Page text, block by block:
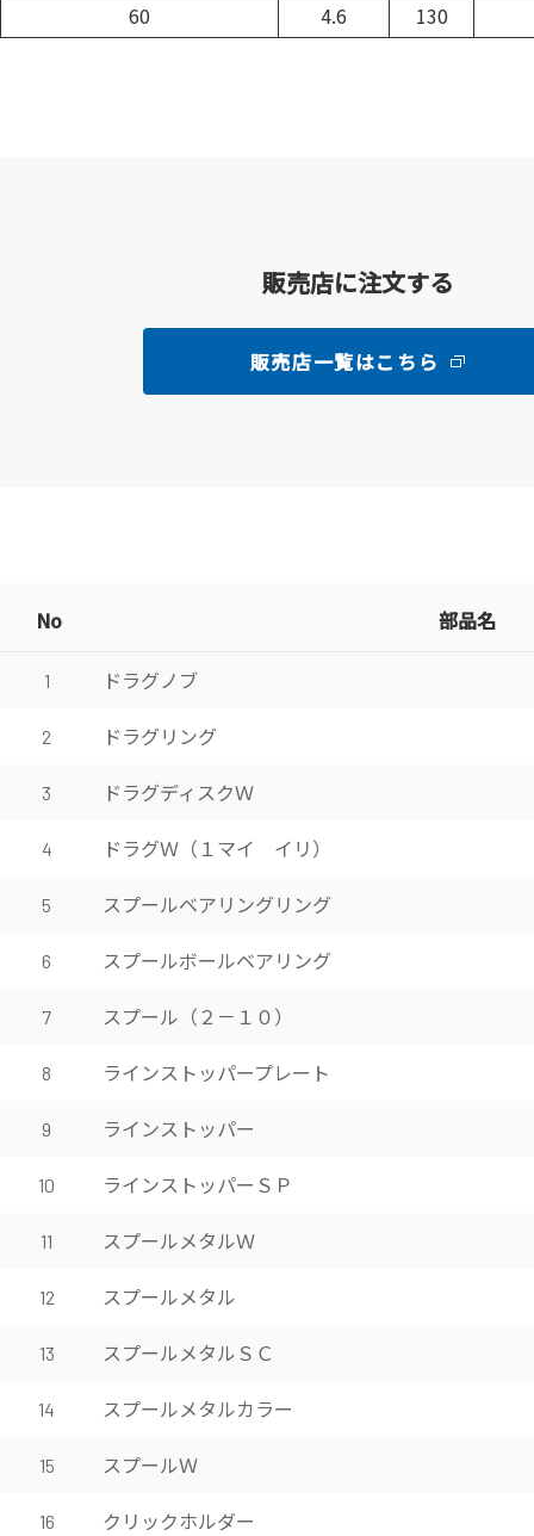
60 4.6 130
販売店に注文する
販売店一覧はこちら
No 部品名
1 ドラグノブ
2 ドラグリング
3 ドラグディスクＷ
4 ドラグＷ（１マイ イリ）
5 スプールベアリングリング
6 スプールボールベアリング
7 スプール（２－１０）
8 ラインストッパープレート
9 ラインストッパー
10 ラインストッパーＳＰ
11 スプールメタルＷ
12 スプールメタル
13 スプールメタルＳＣ
14 スプールメタルカラー
15 スプールＷ
16 クリックホルダー